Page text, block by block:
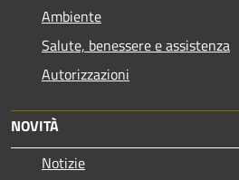
Ambiente
Salute, benessere e assistenza
Autorizzazioni
NOVITÀ
Notizie